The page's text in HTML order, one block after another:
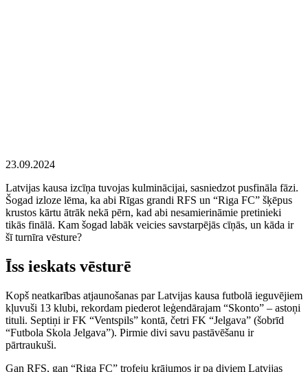
23.09.2024
Latvijas kausa izcīņa tuvojas kulminācijai, sasniedzot pusfināla fāzi.
Šogad izloze lēma, ka abi Rīgas grandi RFS un “Riga FC” šķēpus
krustos kārtu ātrāk nekā pērn, kad abi nesamierināmie pretinieki
tikās finālā. Kam šogad labāk veicies savstarpējās cīņās, un kāda ir
šī turnīra vēsture?
Īss ieskats vēsturē
Kopš neatkarības atjaunošanas par Latvijas kausa futbolā ieguvējiem
kļuvuši 13 klubi, rekordam piederot leģendārajam “Skonto” – astoņi
tituli. Septiņi ir FK “Ventspils” kontā, četri FK “Jelgava” (šobrīd
“Futbola Skola Jelgava”). Pirmie divi savu pastāvēšanu ir
pārtraukuši.
Gan RFS, gan “Riga FC” trofeju krājumos ir pa diviem Latvijas